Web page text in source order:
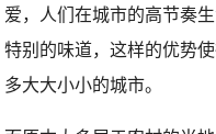
爱，人们在城市的高节奏
特别的味道，这样的优势
多大大小小的城市。